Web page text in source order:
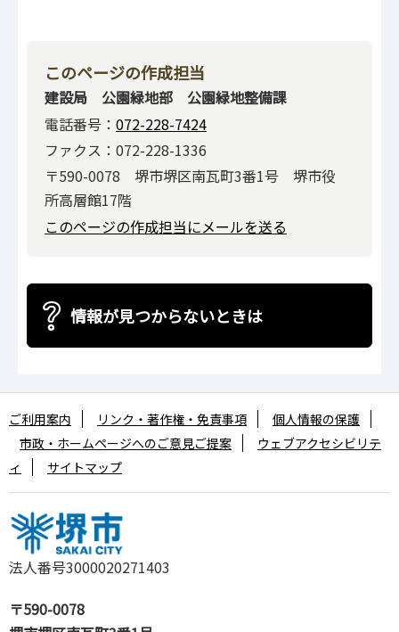
このページの作成担当
建設局 公園緑地部 公園緑地整備課
電話番号： 072-228-7424
ファクス：072-228-1336
〒590-0078 堺市堺区南瓦町3番1号 堺市役
所高層館17階
このページの作成担当にメールを送る
情報が見つからないときは
法人番号3000020271403
〒590-0078
ご利用案内 リンク・著作権・免責事項
個人情報の保護
市政・ホームページへのご意見ご提案
ウェブアクセシビリテ
ィ
サイトマップ